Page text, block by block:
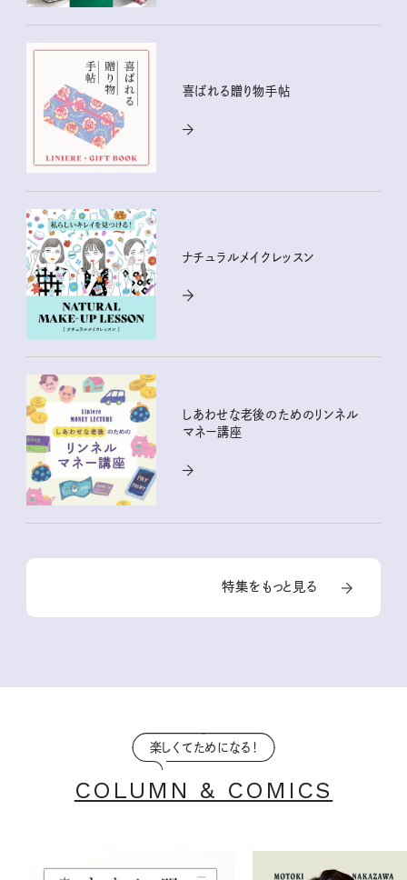
喜ばれる贈り物手帖
ナチュラルメイクレッスン
しあわせな老後のためのリンネル
マネー講座
特集をもっと見る
楽しくてためになる！
COLUMN & COMICS